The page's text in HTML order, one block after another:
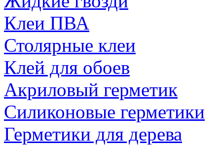
Клеи ПВА
Столярные клеи
Клей для обоев
Акриловый герметик
Силиконовые герметики
Герметики для дерева